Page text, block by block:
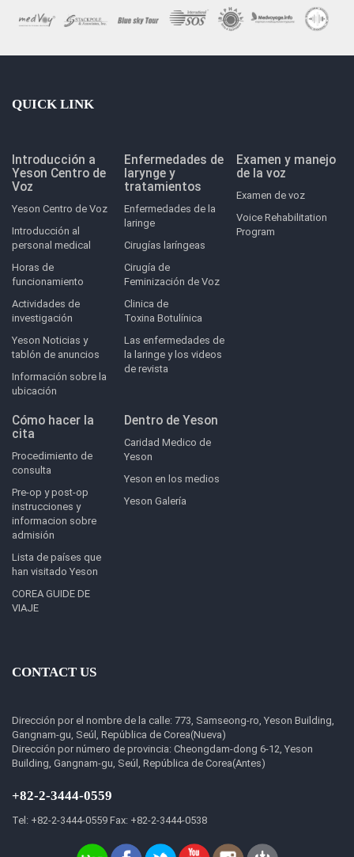
QUICK LINK
Introducción a
Yeson Centro de
Voz
Yeson Centro de Voz
Introducción al
personal medical
Horas de
funcionamiento
Actividades de
investigación
Yeson Noticias y
tablón de anuncios
Información sobre la
ubicación
Enfermedades de
larynge y
tratamientos
Enfermedades de la
laringe
Cirugías laríngeas
Cirugía de
Feminización de Voz
Clinica de
Toxina Botulínica
Las enfermedades de
la laringe y los videos
de revista
Examen y manejo
de la voz
Examen de voz
Voice Rehabilitation
Program
Cómo hacer la
cita
Procedimiento de
consulta
Pre-op y post-op
instrucciones y
informacion sobre
admisión
Lista de países que
han visitado Yeson
COREA GUIDE DE
VIAJE
Dentro de Yeson
Caridad Medico de
Yeson
Yeson en los medios
Yeson Galería
CONTACT US
Dirección por el nombre de la calle: 773, Samseong-ro, Yeson Building,
Gangnam-gu, Seúl, República de Corea(Nueva)
Dirección por número de provincia: Cheongdam-dong 6-12, Yeson
Building, Gangnam-gu, Seúl, República de Corea(Antes)
+82-2-3444-0559
Tel: +82-2-3444-0559 Fax: +82-2-3444-0538